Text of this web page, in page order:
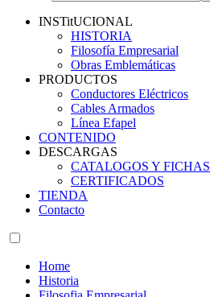
INSTitUCIONAL
HISTORIA
Filosofía Empresarial
Obras Emblemáticas
PRODUCTOS
Conductores Eléctricos
Cables Armados
Línea Efapel
CONTENIDO
DESCARGAS
CATALOGOS Y FICHAS
CERTIFICADOS
TIENDA
Contacto
Home
Historia